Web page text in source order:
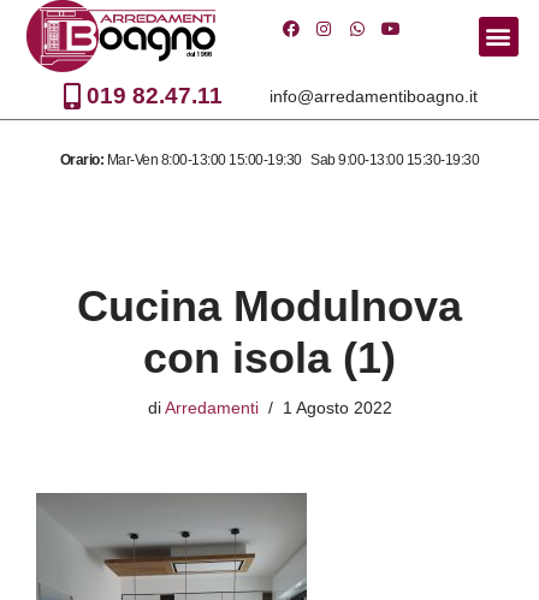
Vai
contenuto
019 82.47.11 info@arredamentiboagno.it
Orario: Mar-Ven 8:00-13:00 15:00-19:30 Sab 9:00-13:00 15:30-19:30
Cucina Modulnova
con isola (1)
di Arredamenti 1 Agosto 2022